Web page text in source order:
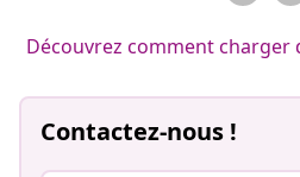
Découvrez comment charger
Contactez-nous !